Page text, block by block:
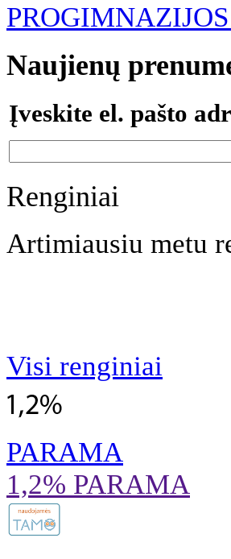
Naujienų
Įveskite el. pašto
Renginiai
Artimiausiu metu
Visi renginiai
PARAMA
1,2% PARAMA